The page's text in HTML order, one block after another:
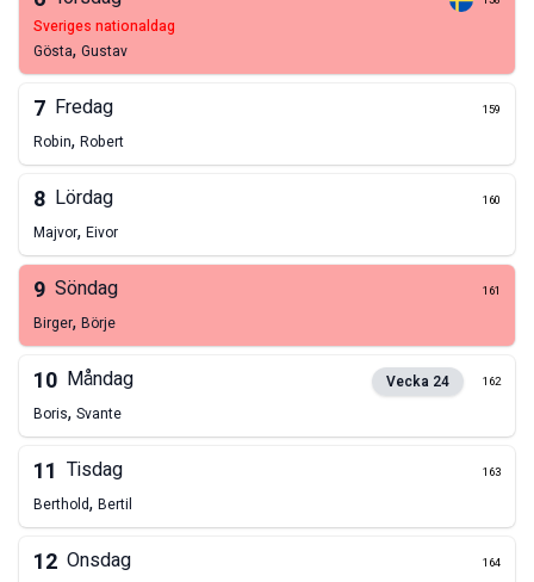
sveriges nationaldag
Gösta, Gustav
7 Fredag 159
Robin, Robert
8 Lördag 160
Majvor, Eivor
9 Söndag 161
Birger, Börje
10 Måndag Vecka 24 162
Boris, Svante
11 Tisdag 163
Berthold, Bertil
12 Onsdag 164